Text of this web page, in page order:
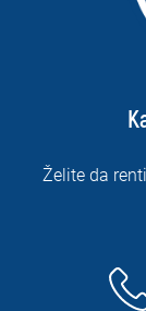
Želite da